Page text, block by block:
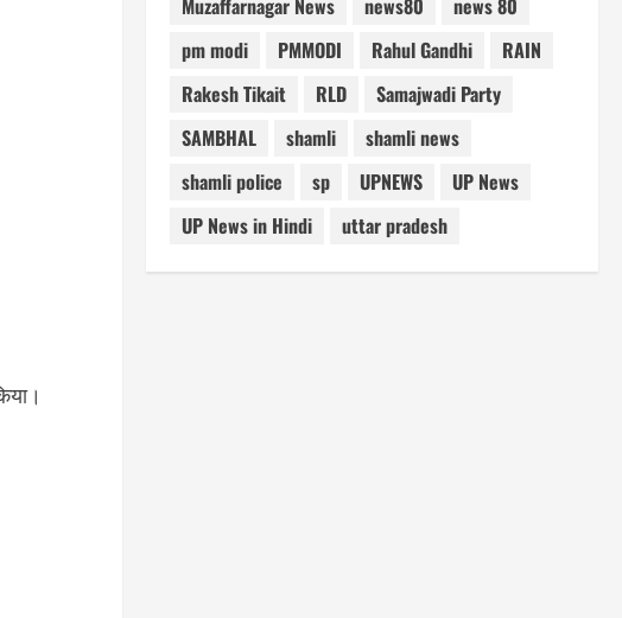
Muzaffarnagar News
news80
news 80
pm modi
PMMODI Rahul Gandhi
RAIN
Rakesh Tikait
RLD
Samajwadi Party
SAMBHAL
shamli
shamli news
shamli police
sp UPNEWS
UP News
UP News in Hindi
uttar pradesh